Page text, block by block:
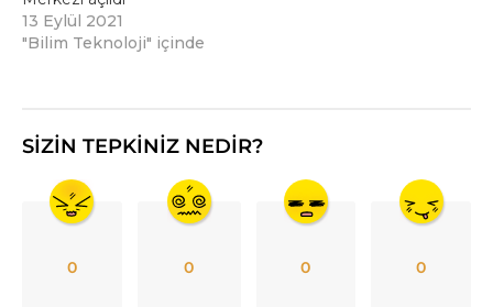
13 Eylül 2021
"Bilim Teknoloji" içinde
SIZIN TEPKINIZ NEDIR?
0 0 0 0